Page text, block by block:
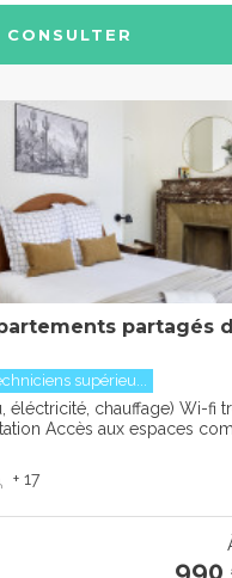
CONSULTER
partagés
supérieu...
éléctricité, chauffage) Wi-fi
Accès aux espaces
+ 17
990